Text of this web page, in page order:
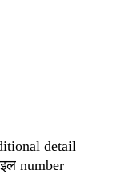
detail
number